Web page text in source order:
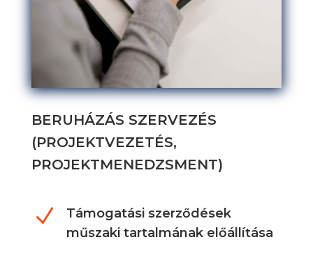
BERUHÁZÁS SZERVEZÉS
(PROJEKTVEZETÉS,
PROJEKTMENEDZSMENT)
N
Támogatási szerződések
műszaki tartalmának előállítása